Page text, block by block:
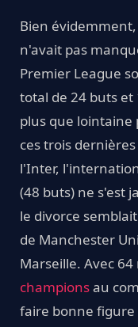
Bien
n'avait pas
Premier League
total de 24 buts et
plus que lointaine
ces trois
l'Inter,
(48 buts) ne s'est
le divorce
de Manchester
Marseille. Avec
championsau
faire bonne figure